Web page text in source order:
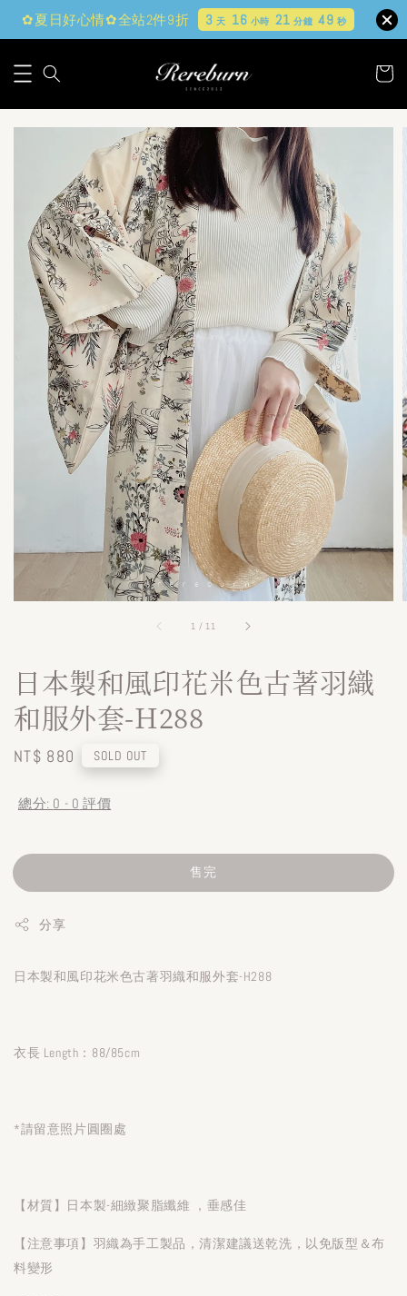
✿夏日好心情✿全站2件9折 3天 16 小時 21 分鐘 48 秒
1 / 11
日本製和風印花米色古著羽織
和服外套-H288
Regular
NT$ 880 SOLD OUT
總分: 0 - 0 評價
售完
分享
日本製和風印花米色古著羽織和服外套-H288
衣長 Length：88/85cm
*請留意照片圓圈處
【材質】日本製-細緻聚脂纖維 ，垂感佳
【注意事項】羽織為手工製品，清潔建議送乾洗，以免版型＆布
料變形